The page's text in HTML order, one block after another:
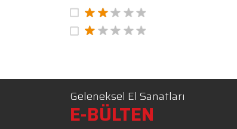
Geleneksel El Sanatları
E-BÜLTEN